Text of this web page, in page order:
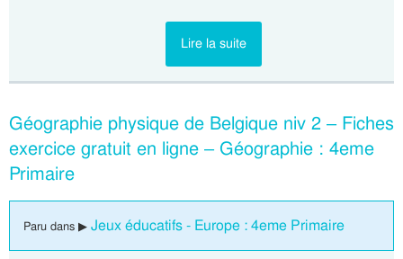
Lire la suite
Géographie physique de Belgique niv 2 – Fiches
exercice gratuit en ligne – Géographie : 4eme
Primaire
Paru dans ▶ Jeux éducatifs - Europe : 4eme Primaire